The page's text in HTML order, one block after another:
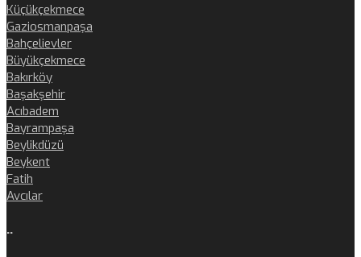
Küçükçekmece
Gaziosmanpaşa
Bahçelievler
Büyükçekmece
Bakırköy
Başakşehir
Acıbadem
Bayrampaşa
Beylikdüzü
Beykent
Fatih
Avcılar
..